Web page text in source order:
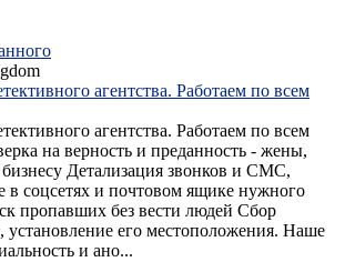
агентства. Работаем по всем
агентства. Работаем по всем
на верность и преданность - жены,
Детализация звонков и СМС,
в соцсетях и почтовом ящике нужного
пропавших без вести людей Сбор
установление его местоположения. Наше
и ано...